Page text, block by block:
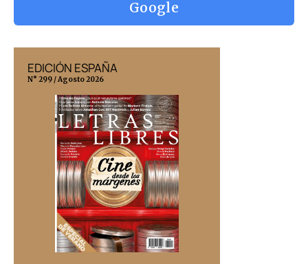
Google
EDICIÓN ESPAÑA
N° 299 / Agosto 2026